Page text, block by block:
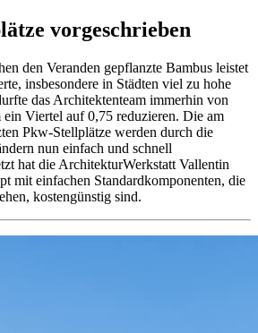
vorgeschrieben
den Veranden gepflanzte Bambus leistet
insbesondere in Städten viel zu hohe
das Architektenteam immerhin von
Viertel auf 0,75 reduzieren. Die am
Pkw-Stellplätze werden durch die
nun einfach und schnell
hat die ArchitekturWerkstatt Vallentin
mit einfachen Standardkomponenten, die
kostengünstig sind.